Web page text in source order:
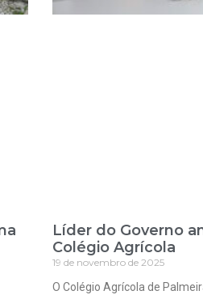
Líder do Governo
Colégio Agrícola
19 de novembro de 2025
O Colégio Agrícola de